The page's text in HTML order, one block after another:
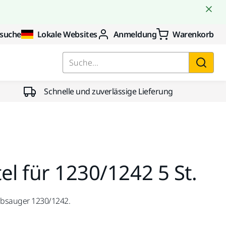
Lokale Websites Anmeldung Warenkorb
Suche...
Schnelle und zuverlässige Lieferung
für 1230/1242 5 St.
1230/1242.